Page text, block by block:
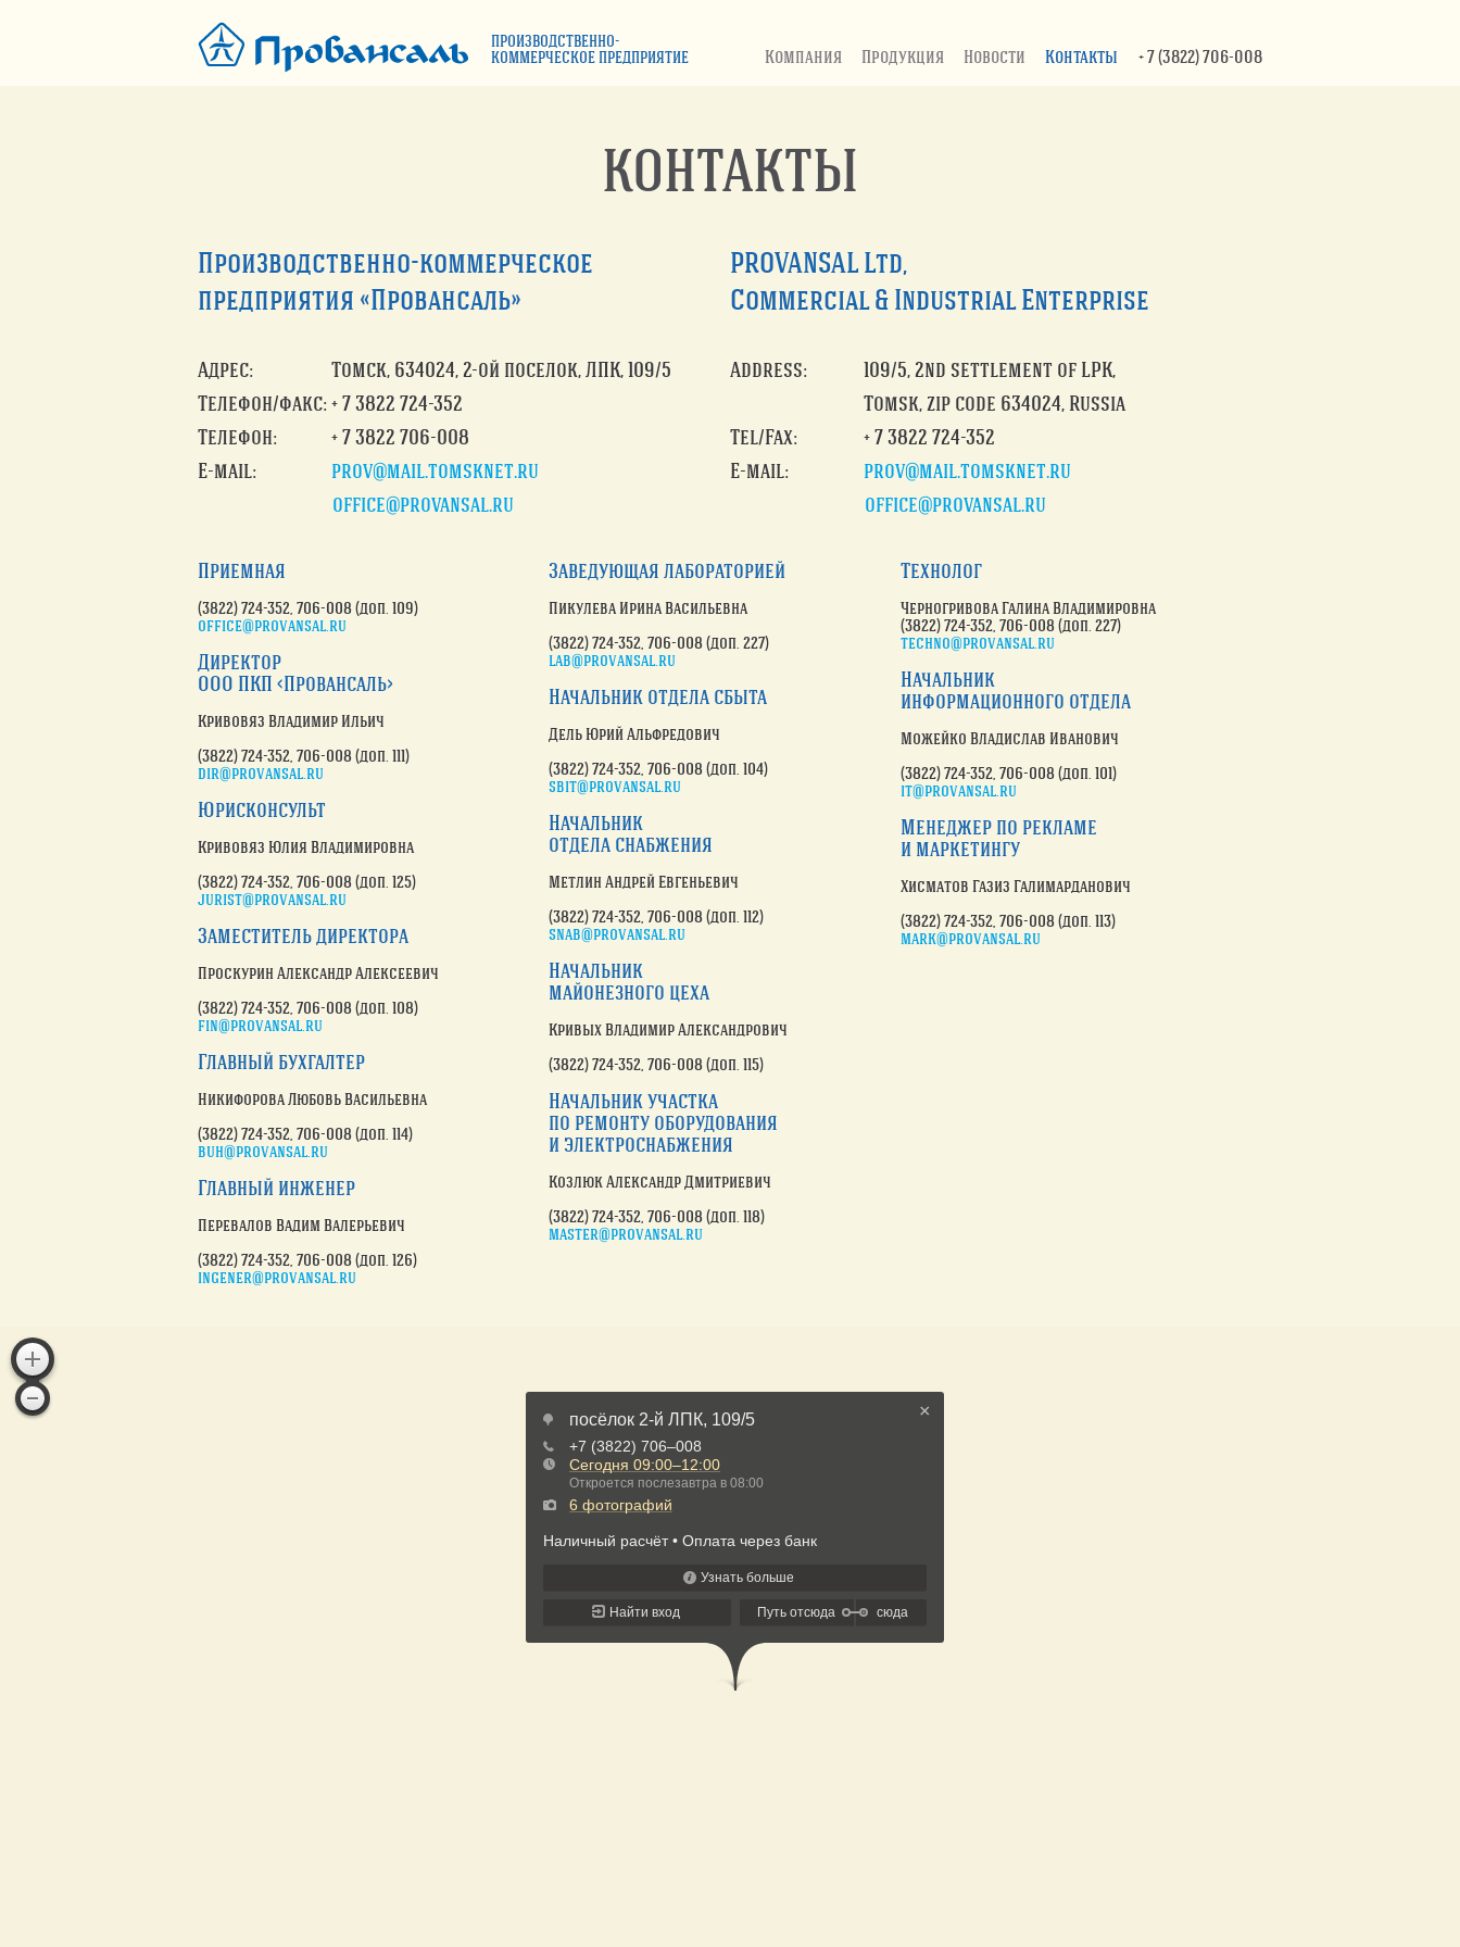
ПРОИЗВОДСТВЕННО-
КОММЕРЧЕСКОЕ ПРЕДПРИЯТИЕ Компания Продукция Новости Контакты + 7 (3822) 706-008
КОНТАКТЫ
Производственно-коммерческое
предприятия «Провансаль»
Адрес:
Томск, 634024, 2-ой поселок, ЛПК, 109/5
Телефон/факс: + 7 3822 724-352
Телефон:
+ 7 3822 706-008
Е-mail:
prov@mail.tomsknet.ru
office@provansal.ru
PROVANSAL Ltd,
Commercial & Industrial Enterprise
Address:
109/5, 2nd settlement of LPK,
Tomsk, zip code 634024, Russia
Tel/Fax:
+ 7 3822 724-352
Е-mail:
prov@mail.tomsknet.ru
office@provansal.ru
Приемная
(3822) 724-352, 706-008 (доп. 109)
office@provansal.ru
Директор
ООО ПКП <Провансаль>
Кривовяз Владимир Ильич
(3822) 724-352, 706-008 (доп. 111)
dir@provansal.ru
Юрисконсульт
Кривовяз Юлия Владимировна
(3822) 724-352, 706-008 (доп. 125)
jurist@provansal.ru
Заместитель директора
Проскурин Александр Алексеевич
(3822) 724-352, 706-008 (доп. 108)
fin@provansal.ru
Главный бухгалтер
Никифорова Любовь Васильевна
(3822) 724-352, 706-008 (доп. 114)
buh@provansal.ru
Главный инженер
Перевалов Вадим Валерьевич
(3822) 724-352, 706-008 (доп. 126)
ingener@provansal.ru
Заведующая лабораторией
Пикулева Ирина Васильевна
(3822) 724-352, 706-008 (доп. 227)
lab@provansal.ru
Начальник отдела сбыта
Дель Юрий Альфредович
(3822) 724-352, 706-008 (доп. 104)
sbit@provansal.ru
Начальник
отдела снабжения
Метлин Андрей Евгеньевич
(3822) 724-352, 706-008 (доп. 112)
snab@provansal.ru
Начальник
майонезного цеха
Кривых Владимир Александрович
(3822) 724-352, 706-008 (доп. 115)
Начальник участка
по ремонту оборудования
и электроснабжения
Козлюк Александр Дмитриевич
(3822) 724-352, 706-008 (доп. 118)
master@provansal.ru
Технолог
Черногривова Галина Владимировна
(3822) 724-352, 706-008 (доп. 227)
techno@provansal.ru
Начальник
информационного отдела
Можейко Владислав Иванович
(3822) 724-352, 706-008 (доп. 101)
it@provansal.ru
Менеджер по рекламе
и маркетингу
Хисматов Газиз Галимарданович
(3822) 724-352, 706-008 (доп. 113)
mark@provansal.ru